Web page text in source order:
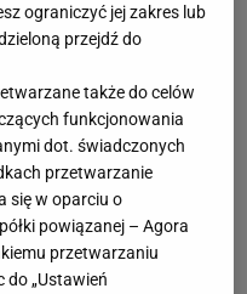
ograniczyć jej zakres lub
przejdź do
także do celów
funkcjonowania
dot. świadczonych
przetwarzanie
się w oparciu o
powiązanej – Agora
przetwarzaniu
do „Ustawień